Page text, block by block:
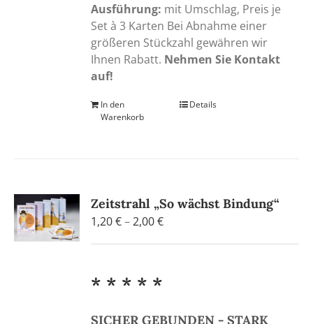
Ausführung: mit Umschlag, Preis je
Set à 3 Karten Bei Abnahme einer
größeren Stückzahl gewähren wir
Ihnen Rabatt. Nehmen Sie Kontakt
auf!
In den
Warenkorb
Details
Zeitstrahl „So wächst Bindung“
1,20€–2,00€Preisspanne:
* * * * *
SICHER GEBUNDEN - STARK